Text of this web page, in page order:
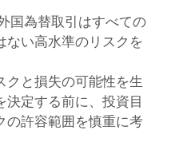
国為替取引はすべての
ない高水準のリスクを
クと損失の可能性を生
定する前に、投資目
の許容範囲を慎重に考